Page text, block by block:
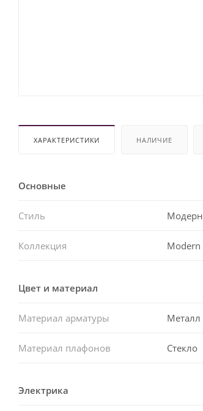
ХАРАКТЕРИСТИКИ НАЛИЧИЕ
Основные
Стиль Модерн
Коллекция Modern
Цвет и материал
Материал арматуры Металл
Материал плафонов Стекло
Электрика